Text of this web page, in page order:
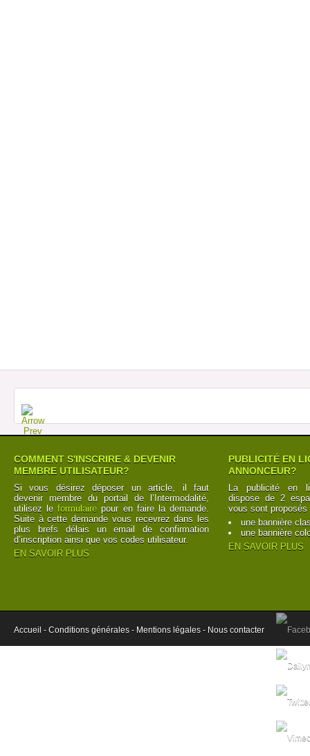
COMMENT S'INSCRIRE & DEVENIR
MEMBRE UTILISATEUR?
Si vous désirez déposer un article, il faut
devenir membre du portail de l’Intermodalité,
utilisez leformulaire pour en faire la demande.
Suite à cette demande vous recevrez dans les
plus brefs délais un email de confirmation
d’inscription ainsi que vos codes utilisateur.
EN SAVOIR PLUS
PUBLICITÉ EN
ANNONCEUR?
La publicité en
dispose de 2
vous sont proposés
une bannière
une bannière
EN SAVOIR PLUS
Accueil - Conditions générales - Mentions légales - Nous contacter